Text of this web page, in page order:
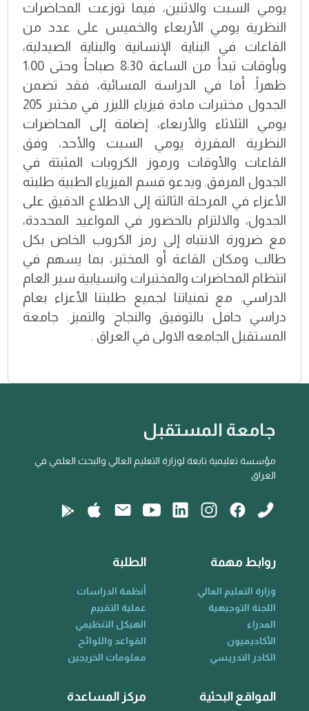
يومي السبت والاثنين، فيما توزعت المحاضرات
النظرية يومي الأربعاء والخميس على عدد من
القاعات في البناية الإنسانية والبناية الصيدلية،
وبأوقات تبدأ من الساعة 8:30 صباحاً وحتى 1:00
ظهراً. أما في الدراسة المسائية، فقد تضمن
الجدول مختبرات مادة فيزياء الليزر في مختبر 205
يومي الثلاثاء والأربعاء، إضافة إلى المحاضرات
النظرية المقررة يومي السبت والأحد، وفق
القاعات والأوقات ورموز الكروبات المثبتة في
الجدول المرفق. ويدعو قسم الفيزياء الطبية طلبته
الأعزاء في المرحلة الثالثة إلى الاطلاع الدقيق على
الجدول، والالتزام بالحضور في المواعيد المحددة،
مع ضرورة الانتباه إلى رمز الكروب الخاص بكل
طالب ومكان القاعة أو المختبر، بما يسهم في
انتظام المحاضرات والمختبرات وانسيابية سير العام
الدراسي. مع تمنياتنا لجميع طلبتنا الأعزاء بعام
دراسي حافل بالتوفيق والنجاح والتميز. جامعة
المستقبل الجامعه الاولى في العراق .
جامعة المستقبل
مؤسسة تعليمية تابعة لوزارة التعليم العالي والبحث العلمي في
العراق
روابط مهمة
وزارة التعليم العالي
اللجنة التوجيهية
المدراء
الأكاديميون
الكادر التدريسي
الطلبة
أنظمة الدراسات
عملية التقييم
الهيكل التنظيمي
القواعد واللوائح
معلومات الخريجين
المواقع البحثية مركز المساعدة